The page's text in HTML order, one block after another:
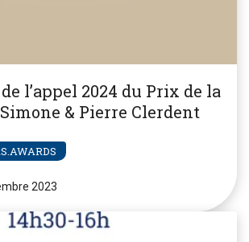
l’appel 2024 du Prix de la
& Pierre Clerdent
2023